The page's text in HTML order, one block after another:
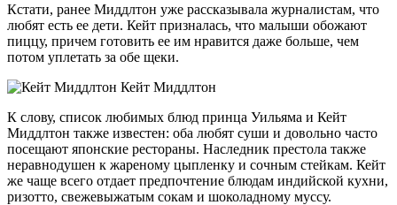
Кстати, ранее Миддлтон уже рассказывала журналистам, что
любят есть ее дети. Кейт призналась, что малыши обожают
пиццу, причем готовить ее им нравится даже больше, чем
потом уплетать за обе щеки.
Кейт Миддлтон
К слову, список любимых блюд принца Уильяма и Кейт
Миддлтон также известен: оба любят суши и довольно часто
посещают японские рестораны. Наследник престола также
неравнодушен к жареному цыпленку и сочным стейкам. Кейт
же чаще всего отдает предпочтение блюдам индийской кухни,
ризотто, свежевыжатым сокам и шоколадному муссу.